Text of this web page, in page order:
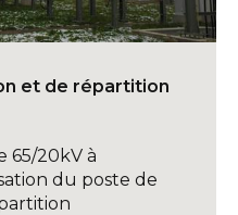
et de répartition
65/20kV à
du poste de